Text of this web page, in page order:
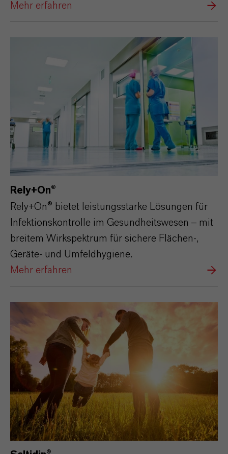
Mehr erfahren
Rely+On®
Rely+On® bietet leistungsstarke Lösungen für
Infektionskontrolle im Gesundheitswesen – mit
breitem Wirkspektrum für sichere Flächen-,
Geräte- und Umfeldhygiene.
Mehr erfahren